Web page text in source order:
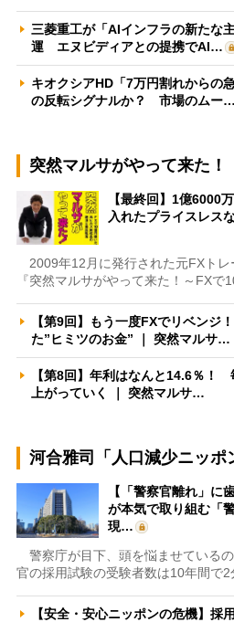
三菱重工が「AIインフラの新たな
運 エヌビディアとの提携でAI…
キオクシアHD「7万円割れからの
の反転シグナルか？ 市場のムー…
突然マルサがやって来た！
【最終回】1億6000
入れたプライスレス
2009年12月に発行された元FXトレ
『突然マルサがやって来た！～FXで
【第9回】もう一度FXでリベン
た”ヒミツのお金” ｜ 突然マルサ…
【第8回】年利はなんと14.6％！
上がっていく ｜ 突然マルサ…
河合雅司「人口減少ニッポ
【「警察官離れ」に
が本気で取り組む「
現…
警察庁が目下、頭を悩ませている
官の採用試験の受験者数は10年間で2
【安全・安心ニッポンの危機】採